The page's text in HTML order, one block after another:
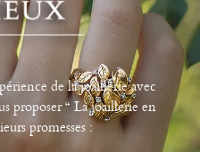
de la joaillerie avec
proposer “ La joaillerie en
promesses :